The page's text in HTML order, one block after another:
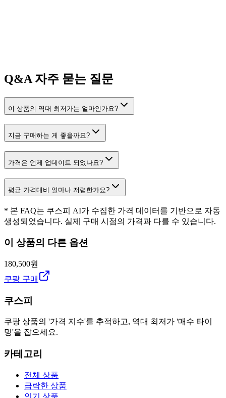
Q&A 자주 묻는 질문
이 상품의 역대 최저가는 얼마인가요?
지금 구매하는 게 좋을까요?
가격은 언제 업데이트 되었나요?
평균 가격대비 얼마나 저렴한가요?
* 본 FAQ는 쿠스피 AI가 수집한 가격 데이터를 기반으로 자동
생성되었습니다. 실제 구매 시점의 가격과 다를 수 있습니다.
이 상품의 다른 옵션
180,500원
쿠팡 구매
쿠스피
쿠팡 상품의 '가격 지수'를 추적하고, 역대 최저가 '매수 타이
밍'을 잡으세요.
카테고리
전체 상품
급락한 상품
인기 상품